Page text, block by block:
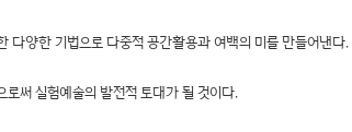
다양한 기법으로 다중적 공간활용과 여백의 미를 만들어낸다.
써 실험예술의 발전적 토대가 될 것이다.